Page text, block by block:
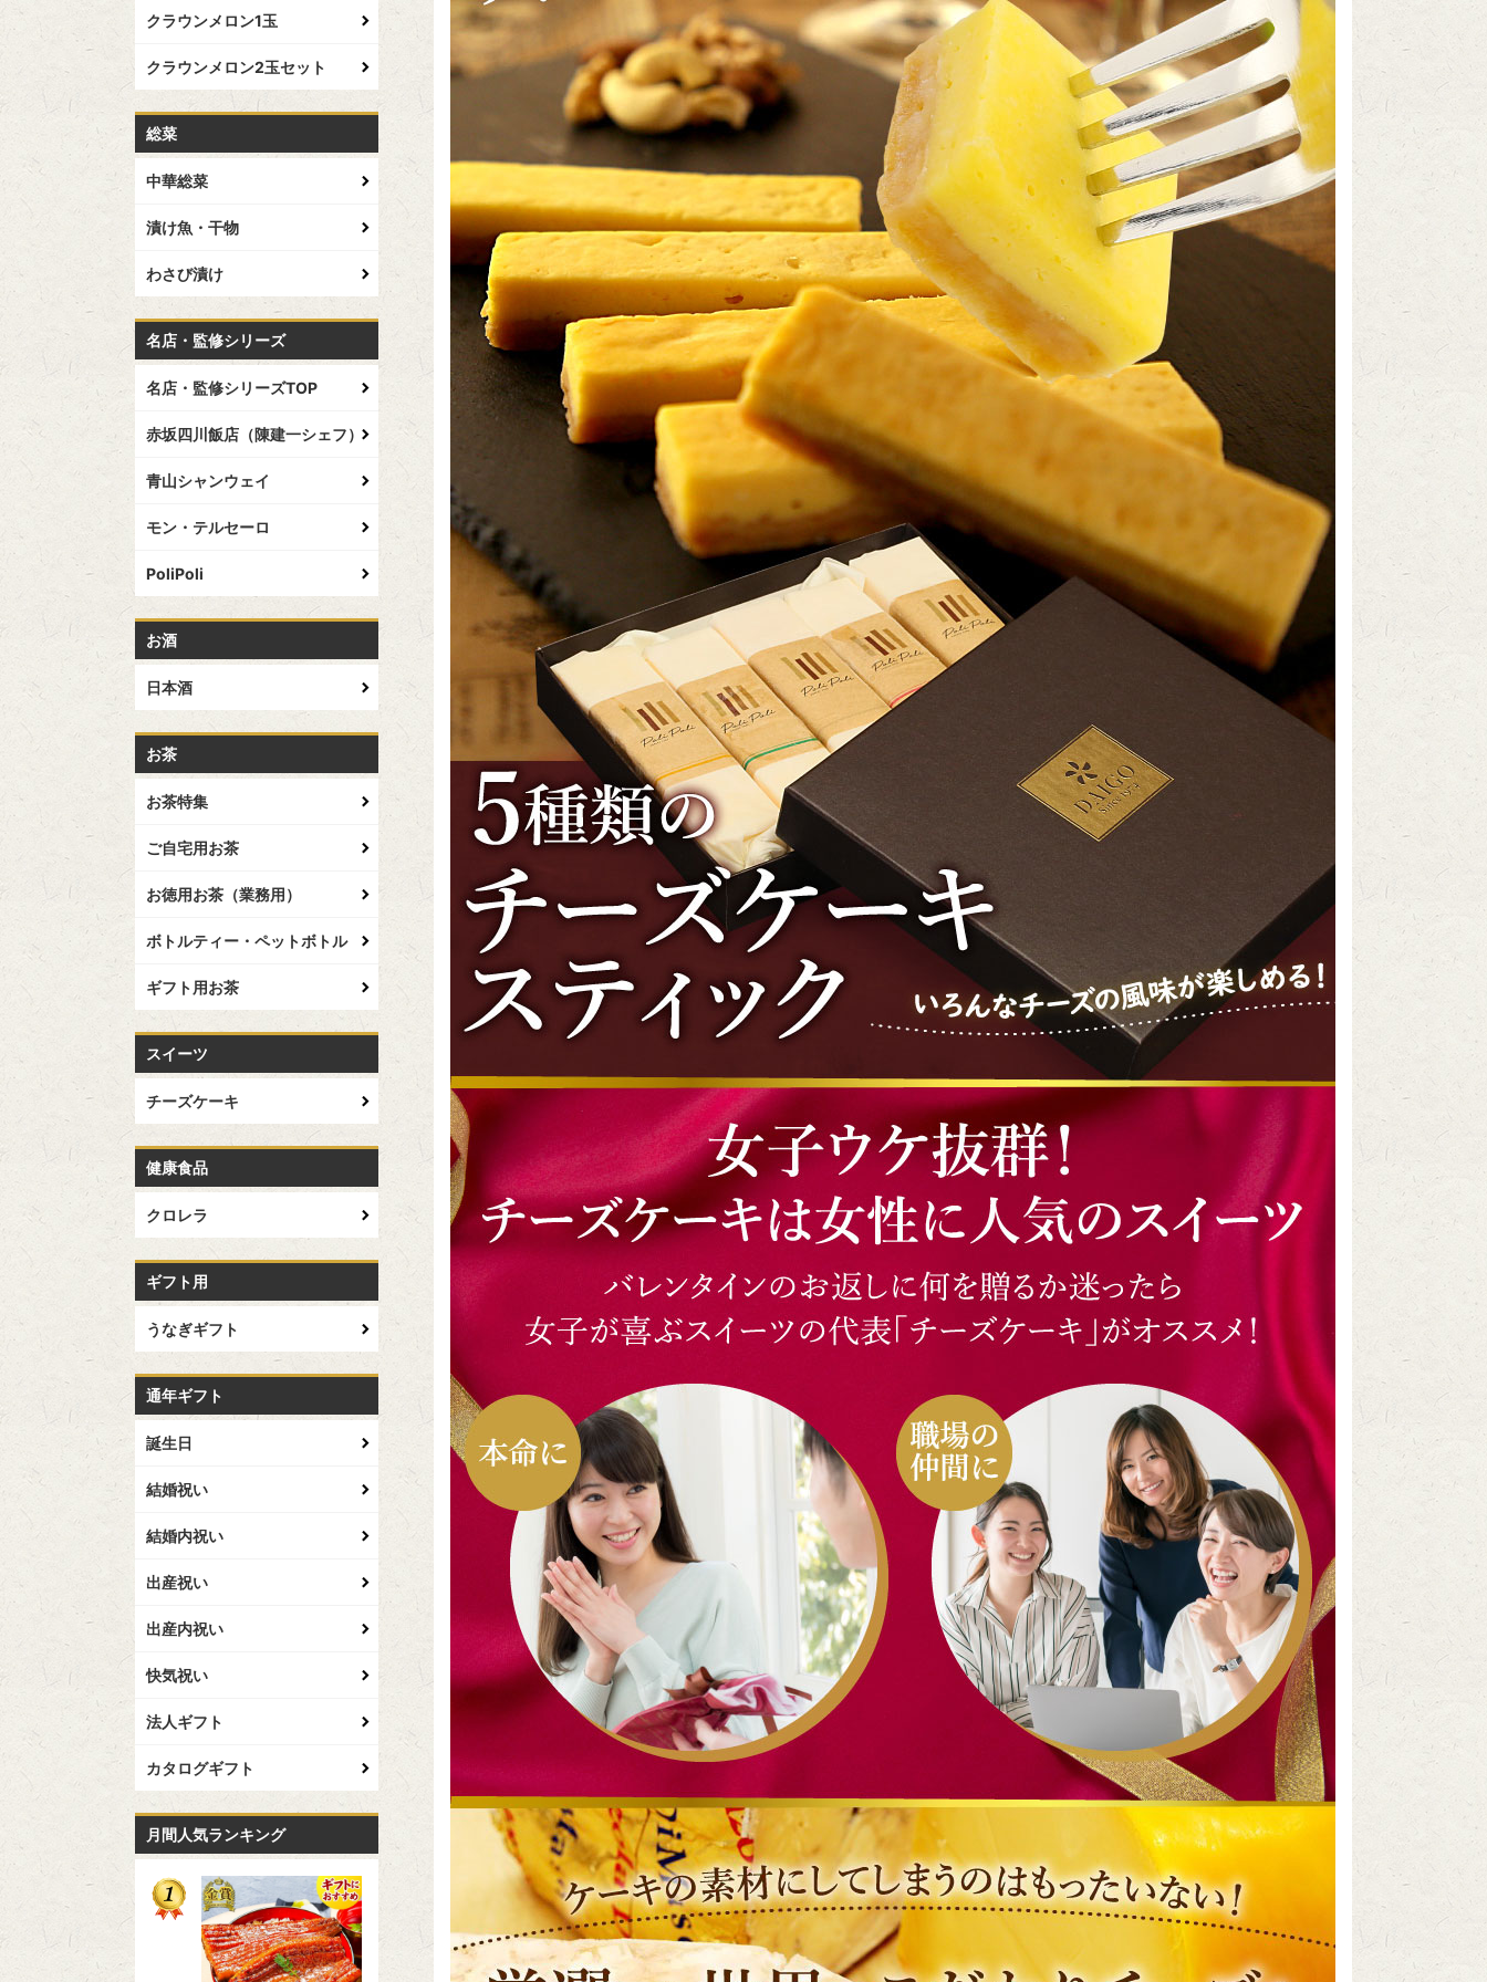
クラウンメロン1玉
クラウンメロン2玉セット
総菜
中華総菜
漬け魚・干物
わさび漬け
名店・監修シリーズ
名店・監修シリーズTOP
赤坂四川飯店（陳建一シェフ）
青山シャンウェイ
モン・テルセーロ
PoliPoli
お酒
日本酒
お茶
お茶特集
ご自宅用お茶
お徳用お茶（業務用）
ボトルティー・ペットボトル
ギフト用お茶
スイーツ
チーズケーキ
健康食品
クロレラ
ギフト用
うなぎギフト
通年ギフト
誕生日
結婚祝い
結婚内祝い
出産祝い
出産内祝い
快気祝い
法人ギフト
カタログギフト
月間人気ランキング